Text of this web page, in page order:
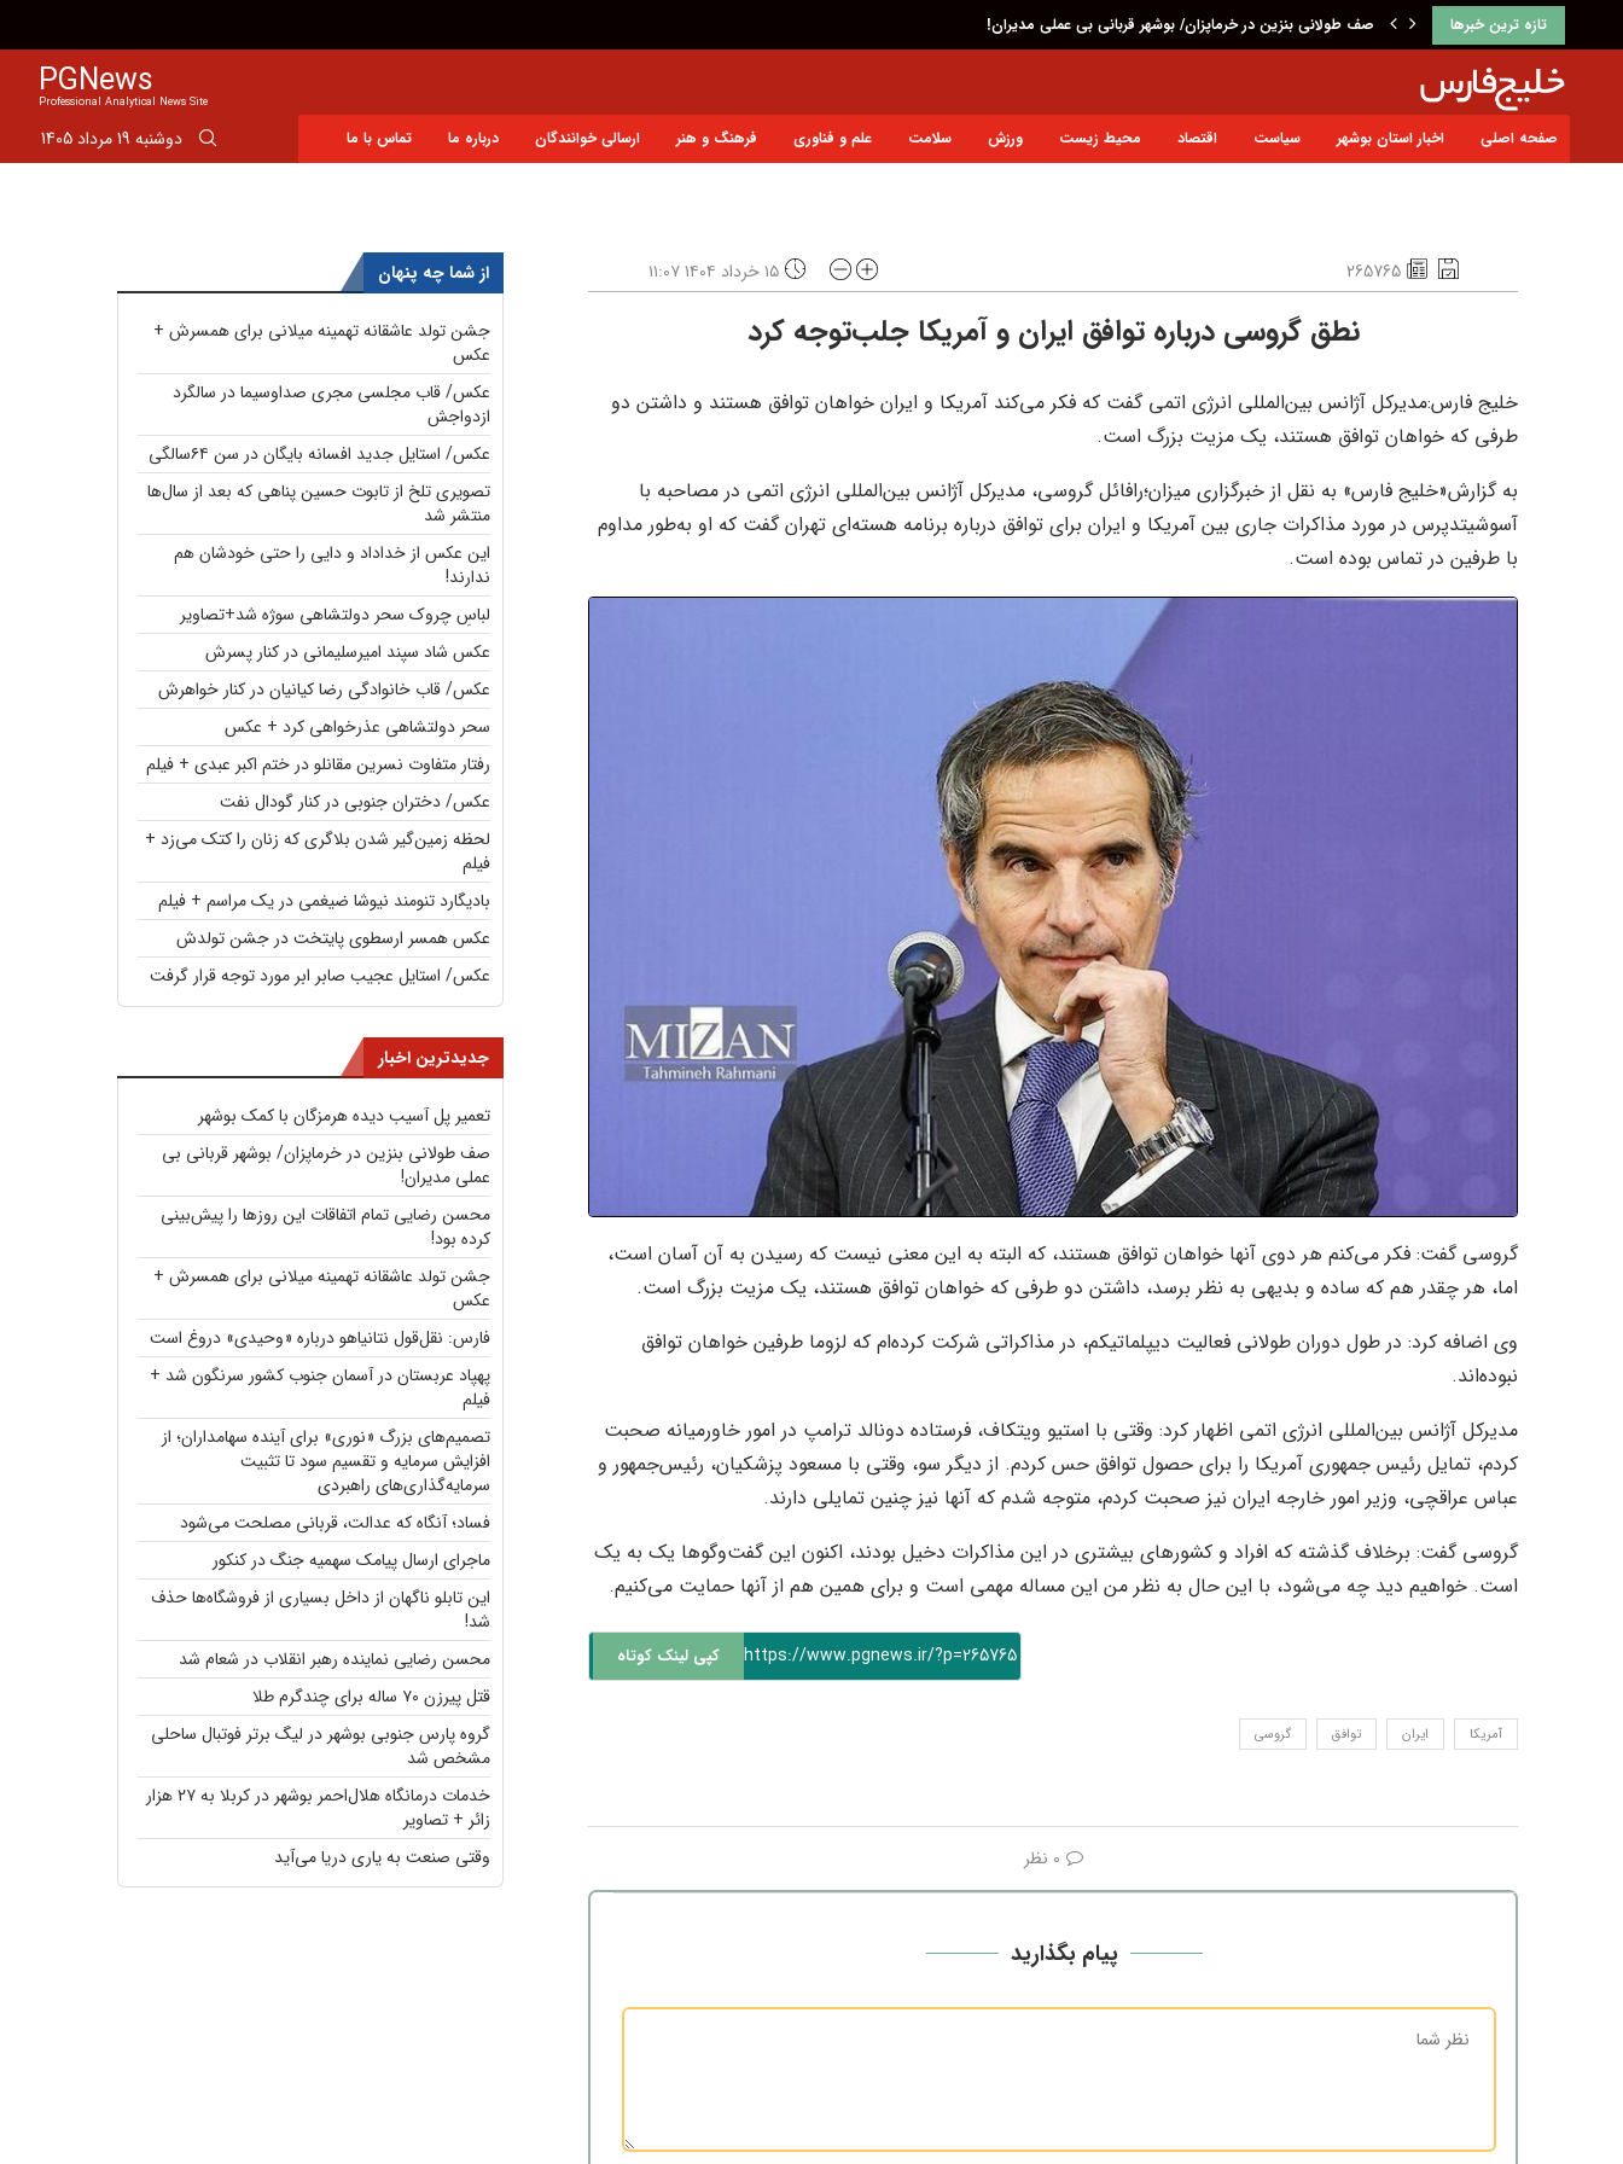
تازه ترین خبرها صف طولانی بنزین در خرماپزان/ بوشهر قربانی بی عملی مدیران!
PGNews
Professional Analytical News Site
صفحه اصلی اخبار استان بوشهر سیاست اقتصاد محیط زیست ورزش سلامت علم و فناوری فرهنگ و هنر ارسالی خوانندگان درباره ما تماس با ما دوشنبه 19 مرداد 1405
265765 ۱۵ خرداد ۱۴۰۴ ۱۱:۰۷
نطق گروسی درباره توافق ایران و آمریکا جلب‌توجه کرد
خلیج فارس:مدیرکل آژانس بین‌المللی انرژی اتمی گفت که فکر می‌کند آمریکا و ایران خواهان توافق هستند و داشتن دو
طرفی که خواهان توافق هستند، یک مزیت بزرگ است.
به گزارش«خلیج فارس» به نقل از خبرگزاری میزان؛رافائل گروسی، مدیرکل آژانس بین‌المللی انرژی اتمی در مصاحبه با
آسوشیتدپرس در مورد مذاکرات جاری بین آمریکا و ایران برای توافق درباره برنامه هسته‌ای تهران گفت که او به‌طور مداوم
با طرفین در تماس بوده است.
گروسی گفت: فکر می‌کنم هر دوی آنها خواهان توافق هستند، که البته به این معنی نیست که رسیدن به آن آسان است،
اما، هر چقدر هم که ساده و بدیهی به نظر برسد، داشتن دو طرفی که خواهان توافق هستند، یک مزیت بزرگ است.
وی اضافه کرد: در طول دوران طولانی فعالیت دیپلماتیکم، در مذاکراتی شرکت کرده‌ام که لزوما طرفین خواهان توافق
نبوده‌اند.
مدیرکل آژانس بین‌المللی انرژی اتمی اظهار کرد: وقتی با استیو ویتکاف، فرستاده دونالد ترامپ در امور خاورمیانه صحبت
کردم، تمایل رئیس جمهوری آمریکا را برای حصول توافق حس کردم. از دیگر سو، وقتی با مسعود پزشکیان، رئیس‌جمهور و
عباس عراقچی، وزیر امور خارجه ایران نیز صحبت کردم، متوجه شدم که آنها نیز چنین تمایلی دارند.
گروسی گفت: برخلاف گذشته که افراد و کشور‌های بیشتری در این مذاکرات دخیل بودند، اکنون این گفت‌و‌گو‌ها یک به یک
است. خواهیم دید چه می‌شود، با این حال به نظر من این مساله مهمی است و برای همین هم از آنها حمایت می‌کنیم.
https://www.pgnews.ir/?p=265765 کپی لینک کوتاه
آمریکا ایران توافق گروسی
0 نظر
پیام بگذارید
از شما چه پنهان
جشن تولد عاشقانه تهمینه میلانی برای همسرش +
عکس
عکس/ قاب مجلسی مجری صداوسیما در سالگرد
ازدواجش
عکس/ استایل جدید افسانه بایگان در سن ۶۴سالگی
تصویری تلخ از تابوت حسین پناهی که بعد از سال‌ها
منتشر شد
این عکس از خداداد و دایی را حتی خودشان هم
ندارند!
لباسِ چروک سحر دولتشاهی سوژه شد+تصاویر
عکس شاد سپند امیرسلیمانی در کنار پسرش
عکس/ قاب خانوادگی رضا کیانیان در کنار خواهرش
سحر دولتشاهی عذرخواهی کرد + عکس
رفتار متفاوت نسرین مقانلو در ختم اکبر عبدی + فیلم
عکس/ دختران جنوبی در کنار گودال نفت
لحظه زمین‌گیر شدن بلاگری که زنان را کتک می‌زد +
فیلم
بادیگارد تنومند نیوشا ضیغمی در یک مراسم + فیلم
عکس همسر ارسطوی پایتخت در جشن تولدش
عکس/ استایل عجیب صابر ابر مورد توجه قرار گرفت
جدیدترین اخبار
تعمیر پل آسیب دیده هرمزگان با کمک بوشهر
صف طولانی بنزین در خرماپزان/ بوشهر قربانی بی
عملی مدیران!
محسن رضایی تمام اتفاقات این روزها را پیش‌بینی
کرده بود!
جشن تولد عاشقانه تهمینه میلانی برای همسرش +
عکس
فارس: نقل‌قول نتانیاهو درباره «وحیدی» دروغ است
پهپاد عربستان در آسمان جنوب کشور سرنگون شد +
فیلم
تصمیم‌های بزرگ «نوری» برای آینده سهامداران؛ از
افزایش سرمایه و تقسیم سود تا تثبیت
سرمایه‌گذاری‌های راهبردی
فساد؛ آنگاه که عدالت، قربانی مصلحت می‌شود
ماجرای ارسال پیامک سهمیه جنگ در کنکور
این تابلو ناگهان از داخل بسیاری از فروشگاه‌ها حذف
شد!
محسن رضایی نماینده رهبر انقلاب در شعام شد
قتل پیرزن ۷۰ ساله برای چندگرم طلا
گروه پارس جنوبی بوشهر در لیگ برتر فوتبال ساحلی
مشخص شد
خدمات درمانگاه هلال‌احمر بوشهر در کربلا به ۲۷ هزار
زائر + تصاویر
وقتی صنعت به یاری دریا می‌آید